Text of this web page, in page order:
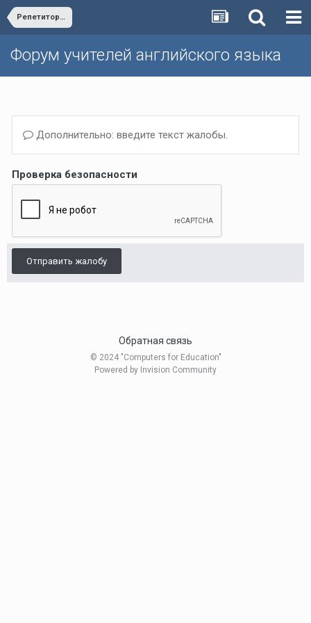
Репетиторство по английскому языку/Private lessons
Форум учителей английского языка
Дополнительно: введите текст жалобы.
Проверка безопасности
Отправить жалобу
Обратная связь
© 2024 "Computers for Education"
Powered by Invision Community